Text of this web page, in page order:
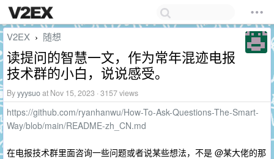
V2EX › 随想
读提问的智慧一文，作为常年混迹电报
技术群的小白，说说感受。
Byyyysuoat Nov 15, 2023 · 3157 views
https://github.com/ryanhanwu/How-To-Ask-Questions-The-Smart-
Way/blob/main/README-zh_CN.md
在电报技术群里面咨询一些问题或者说某些想法，不是 @某大佬的那